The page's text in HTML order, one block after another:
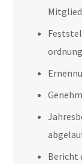
Bericht